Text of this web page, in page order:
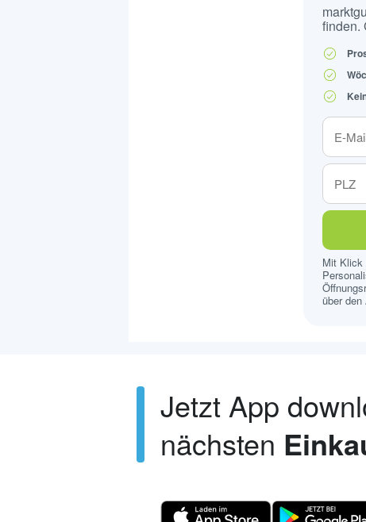
finden.
Mit Klick
über
Jetzt App
nächsten